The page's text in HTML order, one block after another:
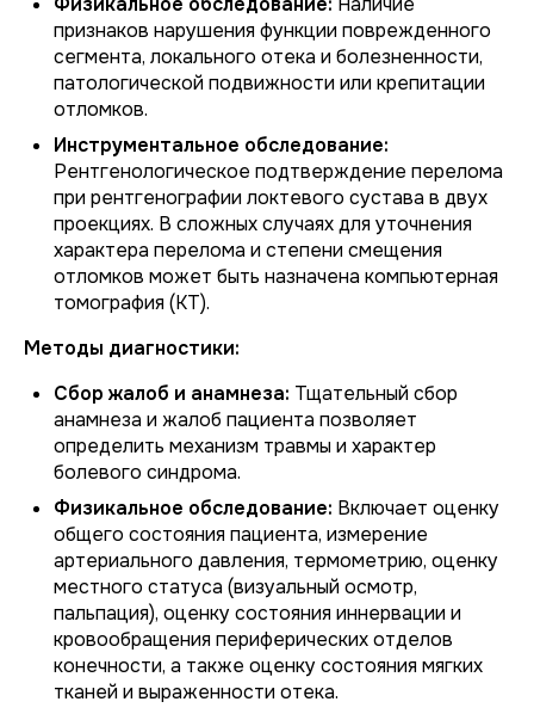
признаков нарушения функции поврежденного
сегмента, локального отека и болезненности,
патологической подвижности или крепитации
отломков.
Инструментальное обследование:
Рентгенологическое подтверждение перелома
при рентгенографии локтевого сустава в двух
проекциях. В сложных случаях для уточнения
характера перелома и степени смещения
отломков может быть назначена компьютерная
томография (КТ).
Методы диагностики:
Сбор жалоб и анамнеза: Тщательный сбор
анамнеза и жалоб пациента позволяет
определить механизм травмы и характер
болевого синдрома.
Физикальное обследование: Включает оценку
общего состояния пациента, измерение
артериального давления, термометрию, оценку
местного статуса (визуальный осмотр,
пальпация), оценку состояния иннервации и
кровообращения периферических отделов
конечности, а также оценку состояния мягких
тканей и выраженности отека.